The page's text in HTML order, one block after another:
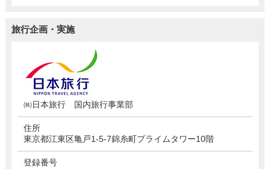
旅行企画・実施
㈱日本旅行 国内旅行事業部
住所
東京都江東区亀戸1-5-7錦糸町プライムタワー10階
登録番号